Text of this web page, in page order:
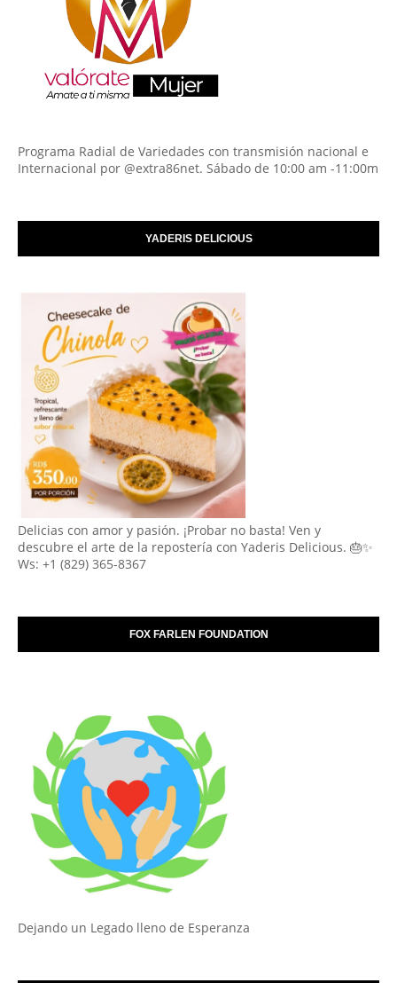
Programa Radial de Variedades con transmisión nacional e
Internacional por @extra86net. Sábado de 10:00 am -11:00m
YADERIS DELICIOUS
Delicias con amor y pasión. ¡Probar no basta! Ven y
descubre el arte de la repostería con Yaderis Delicious. 🎂✨
Ws: +1 (829) 365-8367
FOX FARLEN FOUNDATION
Dejando un Legado lleno de Esperanza